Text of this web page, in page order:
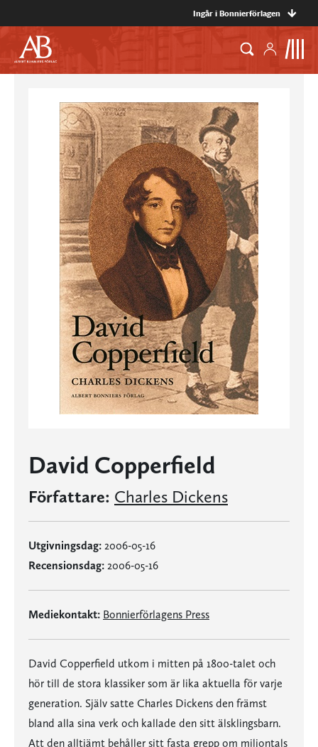
Ingår i Bonnierförlagen
David Copperfield
Författare: Charles Dickens
Utgivningsdag: 2006-05-16
Recensionsdag: 2006-05-16
Mediekontakt: Bonnierförlagens Press
David Copperfield utkom i mitten på 1800-talet och
hör till de stora klassiker som är lika aktuella för varje
generation. Själv satte Charles Dickens den främst
bland alla sina verk och kallade den sitt älsklingsbarn.
Att den alltjämt behåller sitt fasta grepp om miljontals